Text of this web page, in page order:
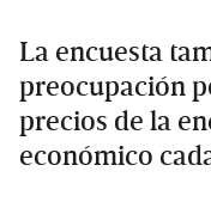
La encuesta
preocupación
precios de la
económico